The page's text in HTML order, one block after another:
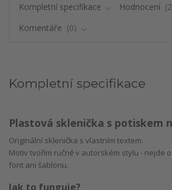
Kompletní specifikace Hodnocení
2
Komentáře
0
Kompletní specifikace
Plastová sklenička s potiskem
Originální sklenička s vlastním textem.
Motiv tvořím ručně v autorském stylu - nejde
font ani šablonu.
Jak to funguje?